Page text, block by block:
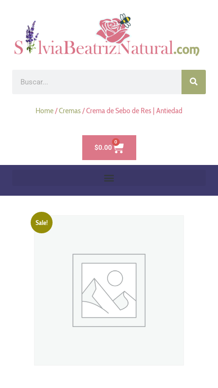
Home/Cremas/ Crema de Sebo de Res | Antiedad
$0.00
0
Sale!